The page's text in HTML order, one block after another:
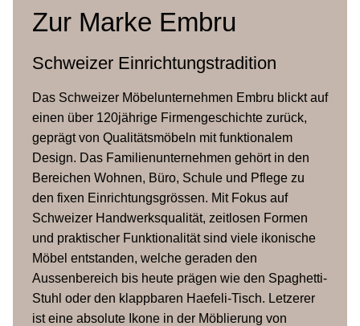
Zur Marke Embru
Schweizer Einrichtungstradition
Das Schweizer Möbelunternehmen Embru blickt auf
einen über 120jährige Firmengeschichte zurück,
geprägt von Qualitätsmöbeln mit funktionalem
Design. Das Familienunternehmen gehört in den
Bereichen Wohnen, Büro, Schule und Pflege zu
den fixen Einrichtungsgrössen. Mit Fokus auf
Schweizer Handwerksqualität, zeitlosen Formen
und praktischer Funktionalität sind viele ikonische
Möbel entstanden, welche geraden den
Aussenbereich bis heute prägen wie den Spaghetti-
Stuhl oder den klappbaren Haefeli-Tisch. Letzerer
ist eine absolute Ikone in der Möblierung von